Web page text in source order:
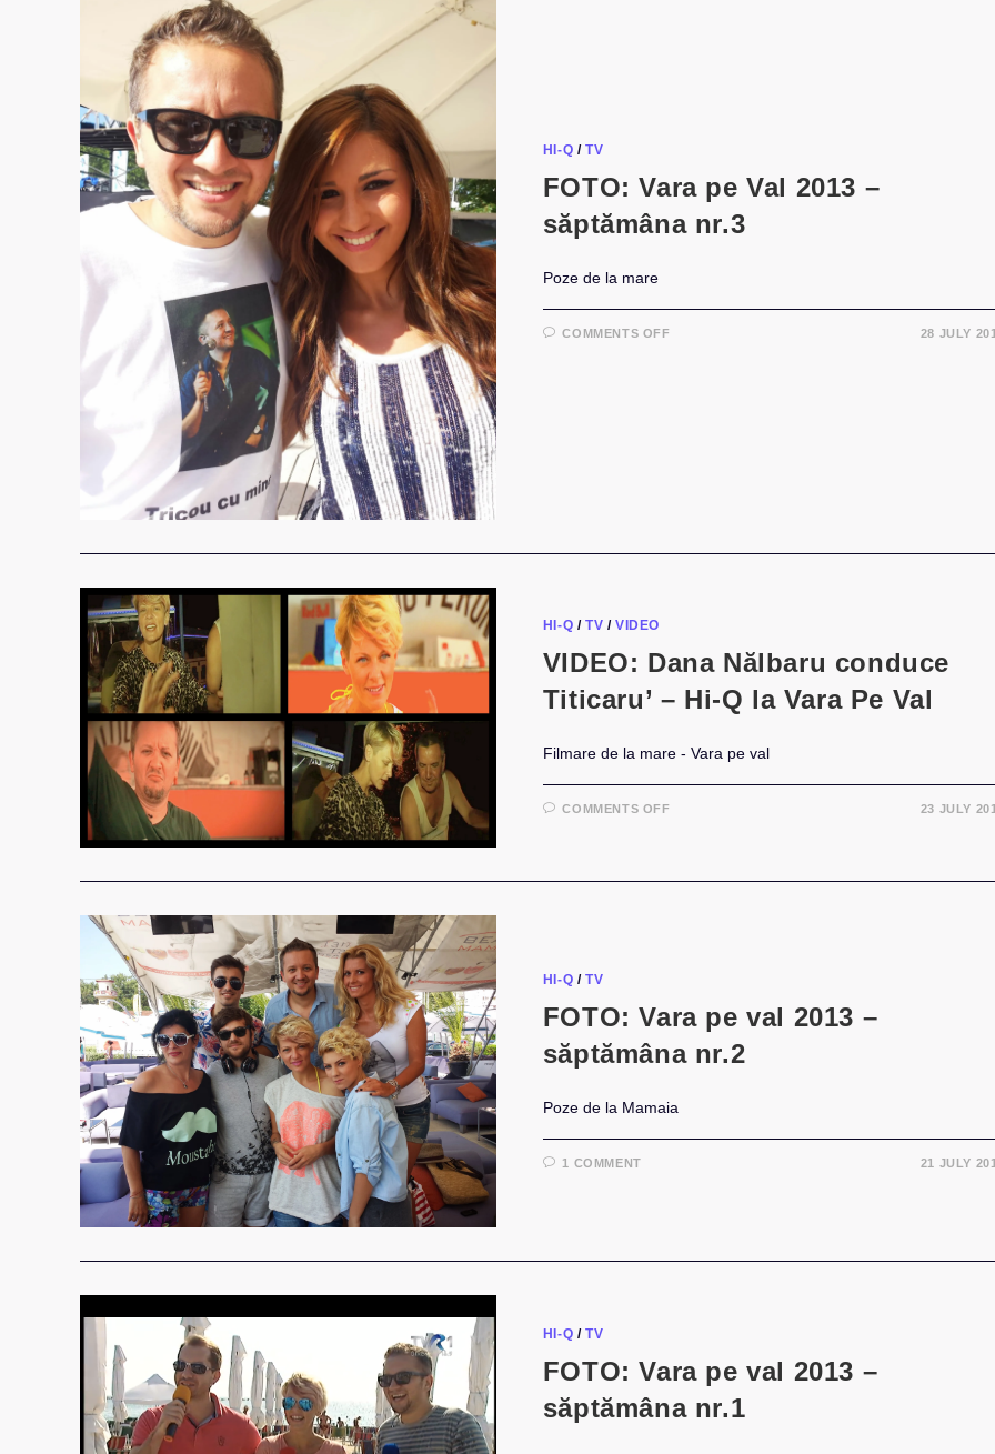
HI-Q /TV
FOTO: Vara pe Val 2013 –
săptămâna nr.3
Poze de la mare
COMMENTS OFFON
28 JULY
HI-Q /TV /VIDEO
VIDEO: Dana Nălbaru conduce
Titicaru’ – Hi-Q la Vara Pe Val
Filmare de la mare - Vara pe val
COMMENTS OFFON
TITICARU’
23 JULY
HI-Q /TV
FOTO: Vara pe val 2013 –
săptămâna nr.2
Poze de la Mamaia
1 COMMENT 21 JULY
HI-Q /TV
FOTO: Vara pe val 2013 –
săptămâna nr.1